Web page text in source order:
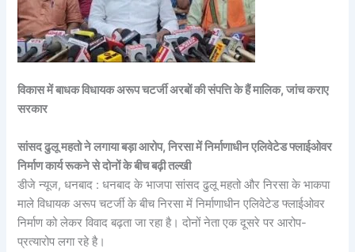
विकास में बाधक विधायक अरूप चटर्जी अरबों की संपत्ति के हैं मालिक, जांच कराए
सरकार
सांसद ढुलू महतो ने लगाया बड़ा आरोप, निरसा में निर्माणाधीन एलिवेटेड फ्लाईओवर
निर्माण कार्य रूकने से दोनों के बीच बढ़ी तल्खी
डीजे न्यूज, धनबाद : धनबाद के भाजपा सांसद ढुलू महतो और निरसा के भाकपा
माले विधायक अरूप चटर्जी के बीच निरसा में निर्माणाधीन एलिवेटेड फ्लाईओवर
निर्माण को लेकर विवाद बढ़ता जा रहा है। दोनों नेता एक दूसरे पर आरोप-
प्रत्यारोप लगा रहे है।